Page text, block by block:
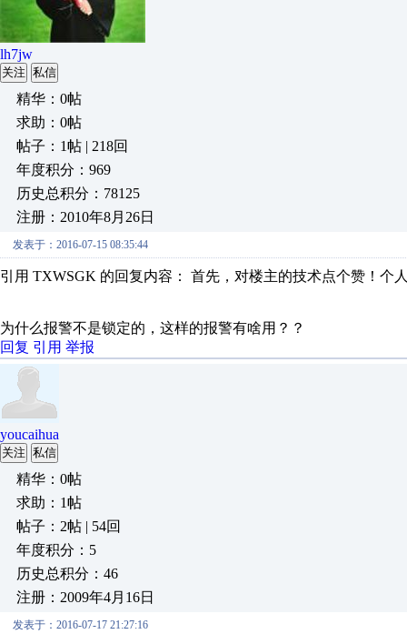
lh7jw
关注 私信
精华：0帖
求助：0帖
帖子：1帖 | 218回
年度积分：969
历史总积分：78125
注册：2010年8月26日
发表于：2016-07-15 08:35:44
引用 TXWSGK 的回复内容： 首先，对楼主的技术点个赞！个
为什么报警不是锁定的，这样的报警有啥用？？
回复 引用 举报
youcaihua
关注 私信
精华：0帖
求助：1帖
帖子：2帖 | 54回
年度积分：5
历史总积分：46
注册：2009年4月16日
发表于：2016-07-17 21:27:16